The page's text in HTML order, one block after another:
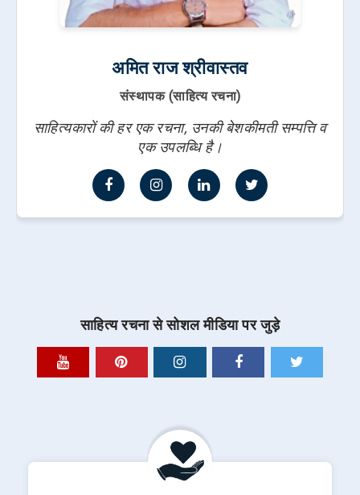
अमित राज श्रीवास्तव
संस्थापक (साहित्य रचना)
साहित्यकारों की हर एक रचना, उनकी बेशकीमती सम्पत्ति व
एक उपलब्धि है।
साहित्य रचना से सोशल मीडिया पर जुड़े